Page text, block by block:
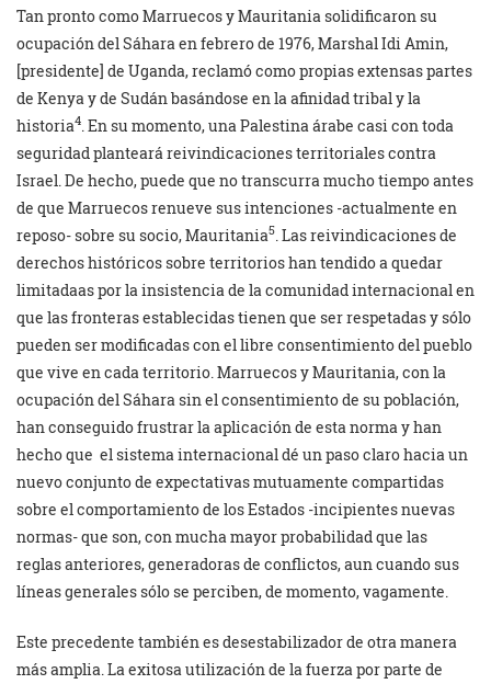
Tan pronto como Marruecos y Mauritania solidificaron su
ocupación del Sáhara en febrero de 1976, Marshal Idi Amin,
[presidente] de Uganda, reclamó como propias extensas partes
de Kenya y de Sudán basándose en la afinidad tribal y la
historia4 . En su momento, una Palestina árabe casi con toda
seguridad planteará reivindicaciones territoriales contra
Israel. De hecho, puede que no transcurra mucho tiempo antes
de que Marruecos renueve sus intenciones -actualmente en
reposo- sobre su socio, Mauritania5 . Las reivindicaciones de
derechos históricos sobre territorios han tendido a quedar
limitadaas por la insistencia de la comunidad internacional en
que las fronteras establecidas tienen que ser respetadas y sólo
pueden ser modificadas con el libre consentimiento del pueblo
que vive en cada territorio. Marruecos y Mauritania, con la
ocupación del Sáhara sin el consentimiento de su población,
han conseguido frustrar la aplicación de esta norma y han
hecho que el sistema internacional dé un paso claro hacia un
nuevo conjunto de expectativas mutuamente compartidas
sobre el comportamiento de los Estados -incipientes nuevas
normas- que son, con mucha mayor probabilidad que las
reglas anteriores, generadoras de conflictos, aun cuando sus
líneas generales sólo se perciben, de momento, vagamente.
Este precedente también es desestabilizador de otra manera
más amplia. La exitosa utilización de la fuerza por parte de